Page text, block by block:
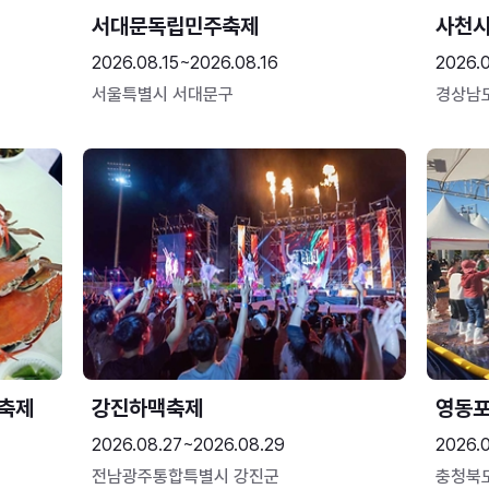
서대문독립민주축제
2026.08.15~2026.08.16
서울특별시 서대문구
사천
경상남
제 강진하맥축제
2026.08.27~2026.08.29
전남광주통합특별시 강진군
영동
충청북